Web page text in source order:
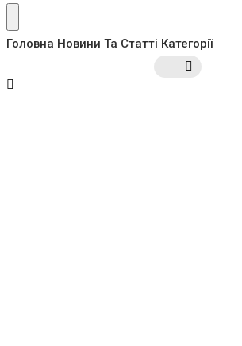
Головна Новини Та Статті Категорії